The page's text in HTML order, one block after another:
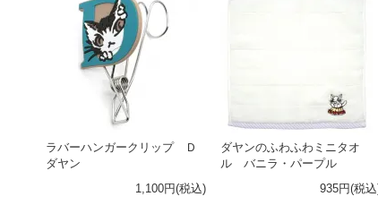
ラバーハンガークリップ Ｄ
ダヤン
1,100円(税込)
ダヤンのふわふわミニタオ
ル バニラ・パープル
935円(税